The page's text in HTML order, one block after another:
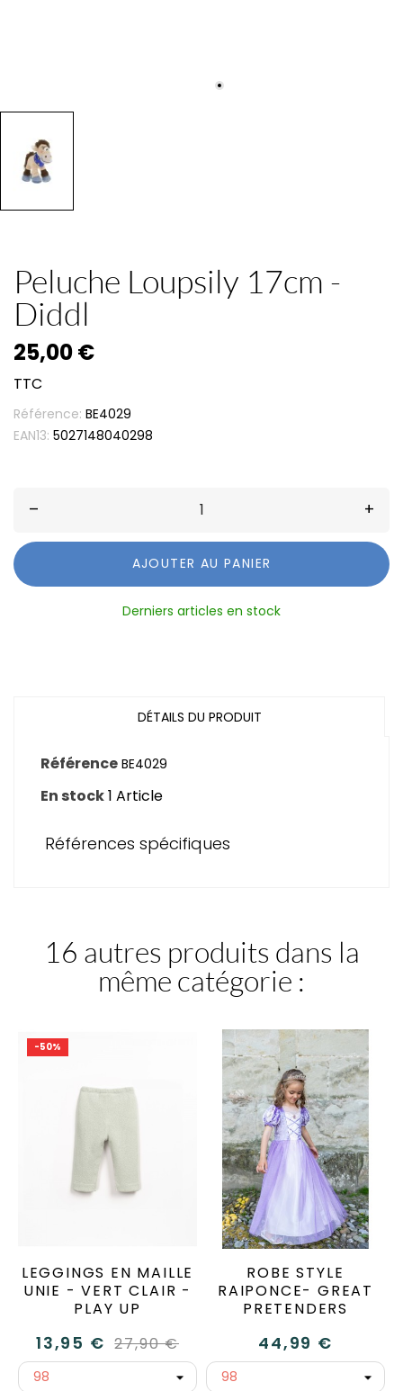
Peluche Loupsily 17cm -
Diddl
25,00 €
TTC
Référence: BE4029
EAN13: 5027148040298
– +
AJOUTER AU PANIER
Derniers articles en stock
DÉTAILS DU PRODUIT
Référence BE4029
En stock1 Article
Références spécifiques
16 autres produits dans la
même catégorie :
-50%
LEGGINGS EN MAILLE
UNIE - VERT CLAIR -
PLAY UP
13,95 € 27,90 €
ROBE STYLE
RAIPONCE- GREAT
PRETENDERS
44,99 €